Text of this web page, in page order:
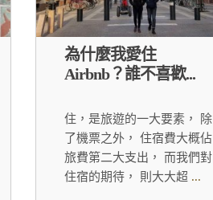
為什麼我愛住
Airbnb？誰不喜歡...
住，是旅遊的一大要素， 除
了機票之外， 住宿費大概佔
旅費第二大支出， 而我們對
住宿的期待， 則大大超 ...